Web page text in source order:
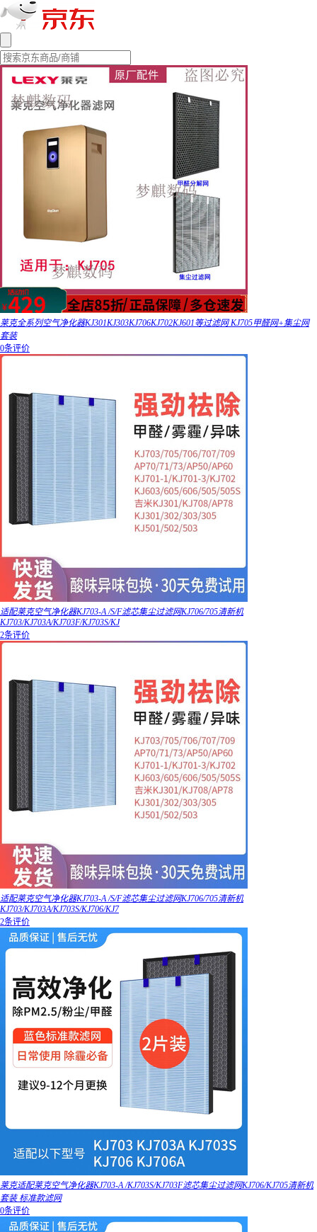
莱克全系列空气净化器KJ301KJ303KJ706KJ702KJ601等过滤网 KJ705甲醛网+集尘网
套装
0条评价
适配莱克空气净化器KJ703-A /S/F滤芯集尘过滤网KJ706/705清新机
KJ703/KJ703A/KJ703F/KJ703S/KJ
2条评价
适配莱克空气净化器KJ703-A /S/F滤芯集尘过滤网KJ706/705清新机
KJ703/KJ703A/KJ703S/KJ706/KJ7
2条评价
莱克适配莱克空气净化器KJ703-A /KJ703S/KJ703F滤芯集尘过滤网KJ706/KJ705清新机
套装 标准款滤网
0条评价